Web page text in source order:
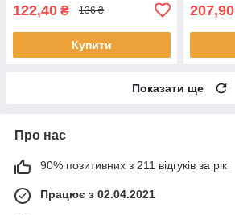
122,40 ₴ 136 ₴
Купити
207,90
Показати ще
Про нас
90% позитивних з 211 відгуків за рік
Працює з 02.04.2021